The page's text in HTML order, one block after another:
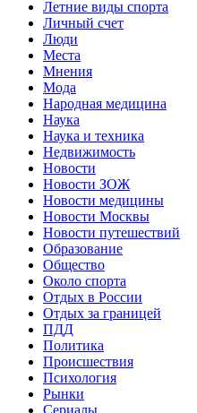
Летние виды спорта
Личный счет
Люди
Места
Мнения
Мода
Народная медицина
Наука
Наука и техника
Недвижимость
Новости
Новости ЗОЖ
Новости медицины
Новости Москвы
Новости путешествий
Образование
Общество
Около спорта
Отдых в России
Отдых за границей
ПДД
Политика
Происшествия
Психология
Рынки
Сериалы